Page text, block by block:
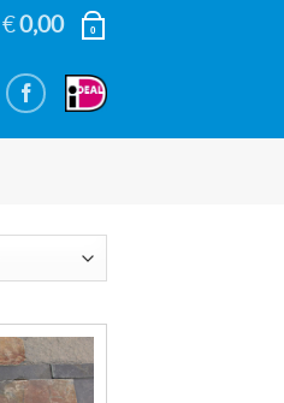
€0,00 0